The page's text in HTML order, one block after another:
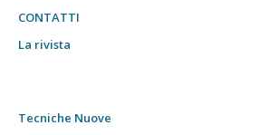
CONTATTI
La rivista
Tecniche Nuove